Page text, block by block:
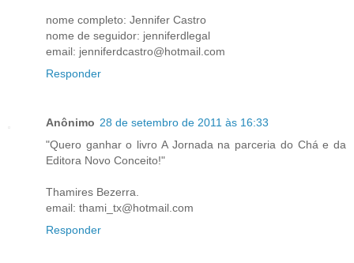
nome completo: Jennifer Castro
nome de seguidor: jenniferdlegal
email: jenniferdcastro@hotmail.com
Responder
Anônimo 28 de setembro de 2011 às 16:33
"Quero ganhar o livro A Jornada na parceria do Chá e da
Editora Novo Conceito!"
Thamires Bezerra.
email: thami_tx@hotmail.com
Responder